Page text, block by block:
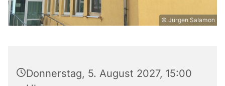
© Jürgen Salamon
Donnerstag, 5. August 2027, 15:00